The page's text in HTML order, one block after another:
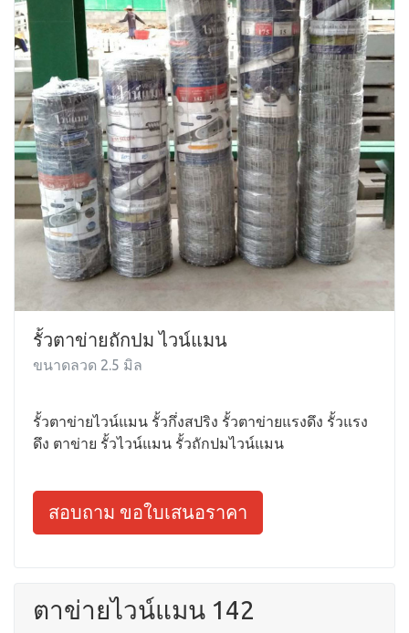
รั้วตาข่ายถักปม ไวน์แมน
ขนาดลวด 2.5 มิล
รั้วตาข่ายไวน์แมน รั้วกึ่งสปริง รั้วตาข่ายแรงดึง รั้วแรง
ดึง ตาข่าย รั้วไวน์แมน รั้วถักปมไวน์แมน
สอบถาม ขอใบเสนอราคา
ตาข่ายไวน์แมน 142